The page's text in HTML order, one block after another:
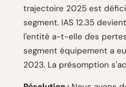
trajectoire 2025 est
segment. IAS 12.35
l'entité a-t-elle des
segment équipement a
2023. La présomption